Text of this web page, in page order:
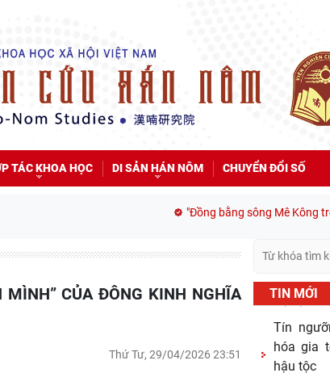
TÁC KHOA HỌC DI SẢN HÁN NÔM CHUYỂN ĐỔI SỐ
"Đồng bằng sông Mê Kông trong
Thứ Tư, 29/04/2026 23:51
TIN MỚI
Văn
Hán -
04/08/2026
Lớp bồi
viên
hội Việt
hoàn
30/07/2026
Giá trị
hoàn
hành
29/07/2026
Tín